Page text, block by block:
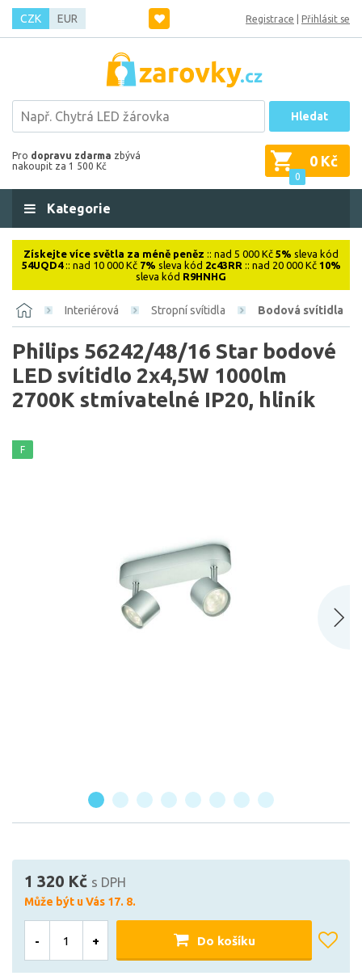
CZK EUR Registrace Přihlásit se
Hledat
Pro dopravu zdarma zbývá
nakoupit za 1 500 Kč
0
0 Kč
Kategorie
Získejte více světla za méně peněz :: nad 5 000 Kč 5% sleva kód
54UQD4:: nad 10 000 Kč 7% sleva kód 2c43RR :: nad 20 000 Kč 10%
sleva kód R9HNHG
Interiérová Stropní svítidla Bodová svítidla
Philips 56242/48/16 Star bodové
LED svítidlo 2x4,5W 1000lm
2700K stmívatelné IP20, hliník
F
1 320 Kč s DPH
Může být u Vás 17. 8.
- + Do košíku